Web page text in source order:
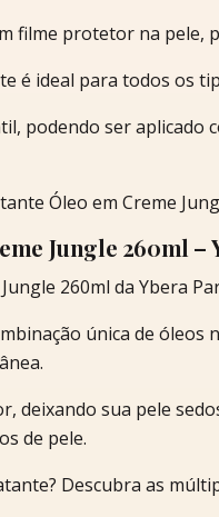
filme protetor na
é ideal para todos os
podendo ser
Óleo em Creme
Jungle 260ml –
260ml da Ybera
única de
deixando sua pele
de pele.
Descubra as